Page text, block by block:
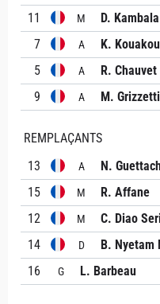
11
M D. Kambala
7 A
K. Kouakou
5
A
R. Chauvet
9
A M. Grizzetti
REMPLAÇANTS
13
A N.
15 M R. Affane
12 M C. Diao
14 D
B. Nyetam
16
G L. Barbeau